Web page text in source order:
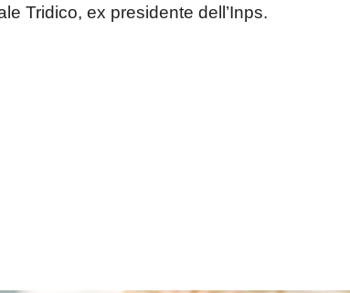
Tridico, ex presidente dell’Inps.